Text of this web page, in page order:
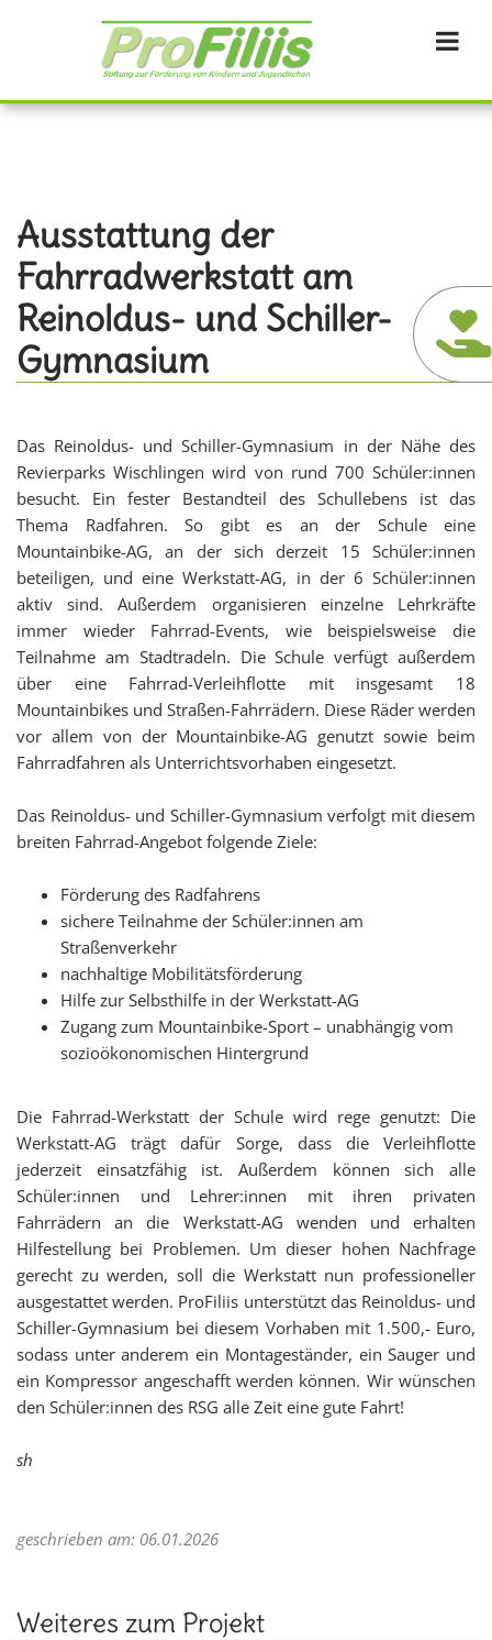
Ausstattung der
Fahrradwerkstatt am
Reinoldus- und Schiller-
Gymnasium
Das Reinoldus- und Schiller-Gymnasium in der Nähe des
Revierparks Wischlingen wird von rund 700 Schüler:innen
besucht. Ein fester Bestandteil des Schullebens ist das
Thema Radfahren. So gibt es an der Schule eine
Mountainbike-AG, an der sich derzeit 15 Schüler:innen
beteiligen, und eine Werkstatt-AG, in der 6 Schüler:innen
aktiv sind. Außerdem organisieren einzelne Lehrkräfte
immer wieder Fahrrad-Events, wie beispielsweise die
Teilnahme am Stadtradeln. Die Schule verfügt außerdem
über eine Fahrrad-Verleihflotte mit insgesamt 18
Mountainbikes und Straßen-Fahrrädern. Diese Räder werden
vor allem von der Mountainbike-AG genutzt sowie beim
Fahrradfahren als Unterrichtsvorhaben eingesetzt.
Das Reinoldus- und Schiller-Gymnasium verfolgt mit diesem
breiten Fahrrad-Angebot folgende Ziele:
Förderung des Radfahrens
sichere Teilnahme der Schüler:innen am
Straßenverkehr
nachhaltige Mobilitätsförderung
Hilfe zur Selbsthilfe in der Werkstatt-AG
Zugang zum Mountainbike-Sport – unabhängig vom
sozioökonomischen Hintergrund
Die Fahrrad-Werkstatt der Schule wird rege genutzt: Die
Werkstatt-AG trägt dafür Sorge, dass die Verleihflotte
jederzeit einsatzfähig ist. Außerdem können sich alle
Schüler:innen und Lehrer:innen mit ihren privaten
Fahrrädern an die Werkstatt-AG wenden und erhalten
Hilfestellung bei Problemen. Um dieser hohen Nachfrage
gerecht zu werden, soll die Werkstatt nun professioneller
ausgestattet werden. ProFiliis unterstützt das Reinoldus- und
Schiller-Gymnasium bei diesem Vorhaben mit 1.500,- Euro,
sodass unter anderem ein Montageständer, ein Sauger und
ein Kompressor angeschafft werden können. Wir wünschen
den Schüler:innen des RSG alle Zeit eine gute Fahrt!
sh
geschrieben am: 06.01.2026
Weiteres zum Projekt